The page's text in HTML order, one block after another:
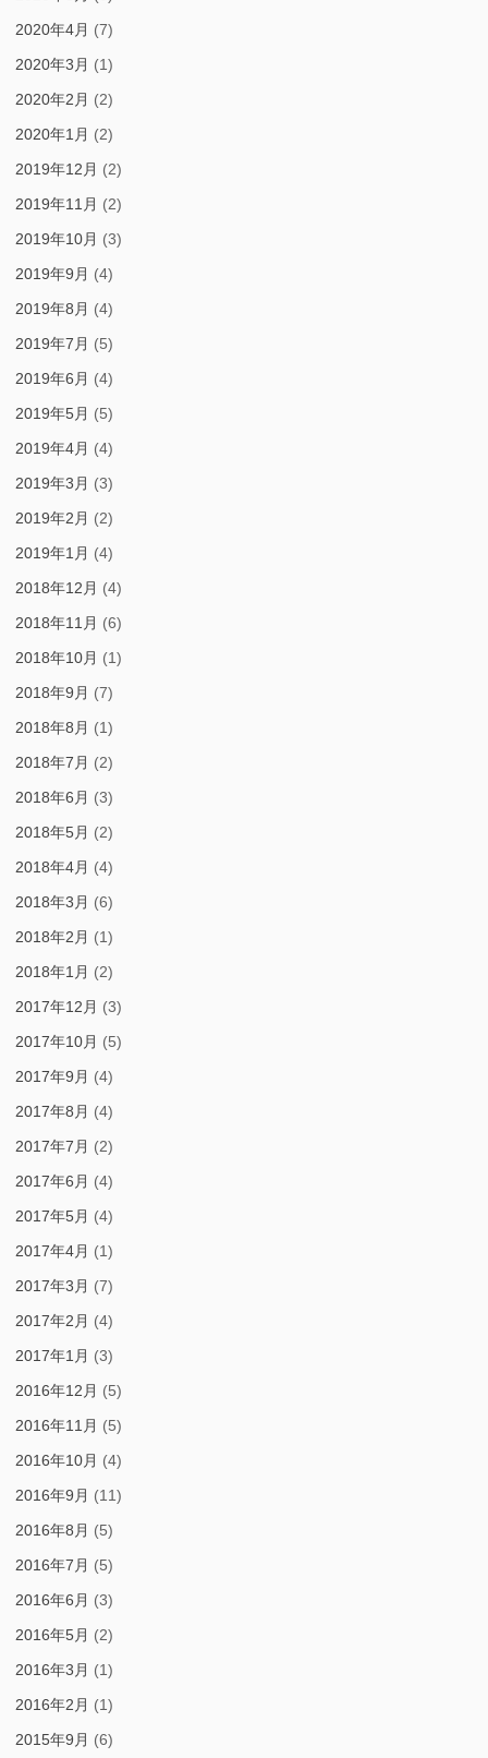
2020年4月 (7)
2020年3月 (1)
2020年2月 (2)
2020年1月 (2)
2019年12月 (2)
2019年11月 (2)
2019年10月 (3)
2019年9月 (4)
2019年8月 (4)
2019年7月 (5)
2019年6月 (4)
2019年5月 (5)
2019年4月 (4)
2019年3月 (3)
2019年2月 (2)
2019年1月 (4)
2018年12月 (4)
2018年11月 (6)
2018年10月 (1)
2018年9月 (7)
2018年8月 (1)
2018年7月 (2)
2018年6月 (3)
2018年5月 (2)
2018年4月 (4)
2018年3月 (6)
2018年2月 (1)
2018年1月 (2)
2017年12月 (3)
2017年10月 (5)
2017年9月 (4)
2017年8月 (4)
2017年7月 (2)
2017年6月 (4)
2017年5月 (4)
2017年4月 (1)
2017年3月 (7)
2017年2月 (4)
2017年1月 (3)
2016年12月 (5)
2016年11月 (5)
2016年10月 (4)
2016年9月 (11)
2016年8月 (5)
2016年7月 (5)
2016年6月 (3)
2016年5月 (2)
2016年3月 (1)
2016年2月 (1)
2015年9月 (6)